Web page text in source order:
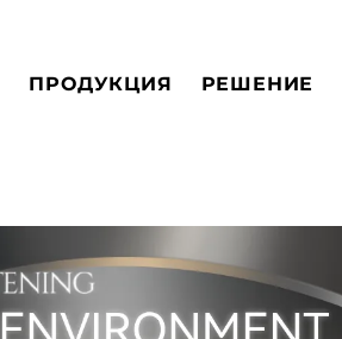
ПРОДУКЦИЯ РЕШЕНИЕ